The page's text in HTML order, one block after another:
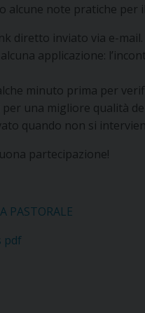
alcune note pratiche per
diretto inviato via e-mail.
applicazione:
minuto prima per
una migliore qualità
quando non si
partecipazione!
PASTORALE
pdf